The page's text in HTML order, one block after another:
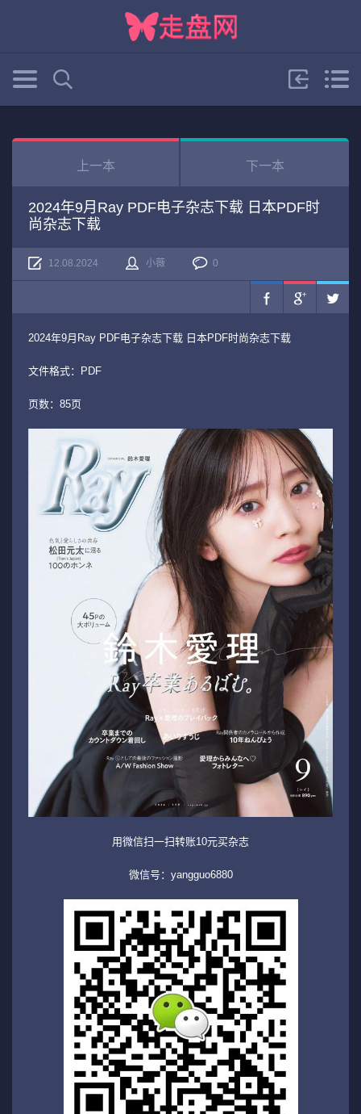
上一本 下一本
2024年9月Ray PDF电子杂志下载 日本PDF时
尚杂志下载
12.08.2024 小薇 0
2024年9月Ray PDF电子杂志下载 日本PDF时尚杂志下载
文件格式：PDF
页数：85页
用微信扫一扫转账10元买杂志
微信号：yangguo6880